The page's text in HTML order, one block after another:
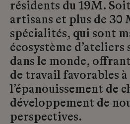
résidents du 19M.
artisans et plus de 30
spécialités, qui sont
écosystème d’ateliers
dans le monde,
de travail favorables à
l’épanouissement de
développement de
perspectives.